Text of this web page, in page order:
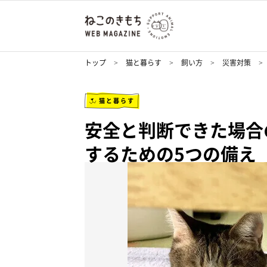
トップ 猫と暮らす 飼い方 災害対策
猫と暮らす
安全と判断できた場
するための5つの備え